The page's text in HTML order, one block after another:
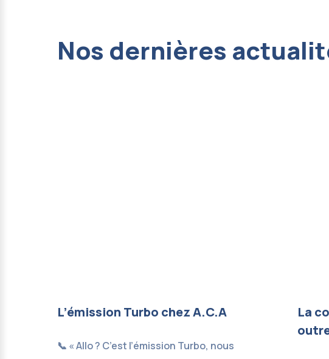
Nos dernières
L’émission Turbo chez A.C.A
📞 « Allo ? C’est l’émission Turbo, nous
La